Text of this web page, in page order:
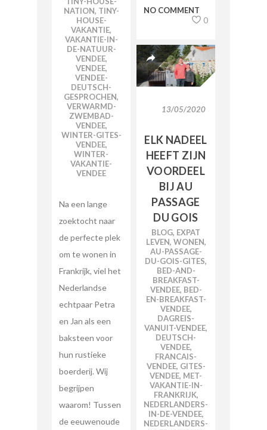
NATION, TINY-
HOUSE-
VAKANTIE,
VAKANTIE-IN-
DE-NATUUR-
VENDEE,
VENDEE,
VENDEE-
DEUTSCH-
GESPROCHEN,
VERWARMD-
ZWEMBAD-
VENDEE,
WINTER-GITES-
VENDEE,
WINTER-
VAKANTIE-
VENDEE
Na een lange
zoektocht naar
de perfecte plek
om te wonen in
Frankrijk, viel het
Nederlandse
echtpaar Petra
en Jan als een
baksteen voor
hun rustieke
boerderij. Wij
begrijpen
waarom! Tussen
de eeuwenoude
13/05/2020
ELK NADEEL
HEEFT ZIJN
VOORDEEL
BIJ AU
PASSAGE
DU GOIS
BLOG, EXPAT
LEVEN, WONEN,
AU-PASSAGE-
DU-GOIS-GITES,
BED-AND-
BREAKFAST-
VENDEE, BED-
EN-BREAKFAST-
VENDEE,
DAGREIS-
VANUIT-VENDEE,
DEUTSCH-
VENDEE,
FRANCAIS-
VENDEE, GITES-
VENDEE, MET-
VAKANTIE-IN-
FRANKRIJK,
NEDERLANDERS-
IN-DE-VENDEE,
NEDERLANDERS-
NO COMMENT
0